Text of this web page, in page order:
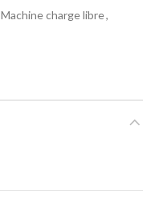
Machine charge libre,